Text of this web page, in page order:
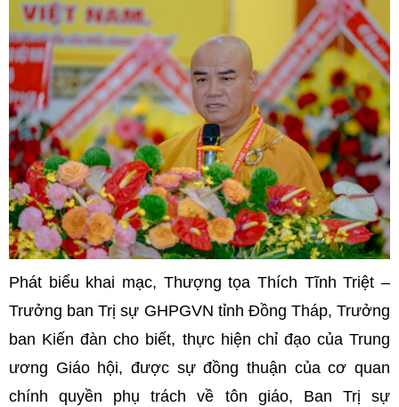
Phát biểu khai mạc, Thượng tọa Thích Tĩnh Triệt –
Trưởng ban Trị sự GHPGVN tỉnh Đồng Tháp, Trưởng
ban Kiến đàn cho biết, thực hiện chỉ đạo của Trung
ương Giáo hội, được sự đồng thuận của cơ quan
chính quyền phụ trách về tôn giáo, Ban Trị sự